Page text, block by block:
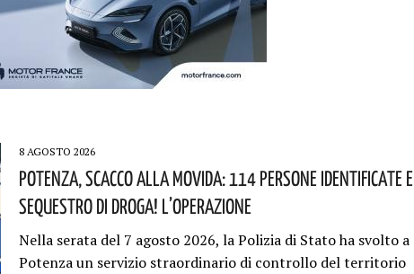
8 AGOSTO 2026
Potenza, Scacco Alla Movida: 114 Persone Identificate E
Sequestro Di Droga! L’operazione
Nella serata del 7 agosto 2026, la Polizia di Stato ha svolto a
Potenza un servizio straordinario di controllo del territorio